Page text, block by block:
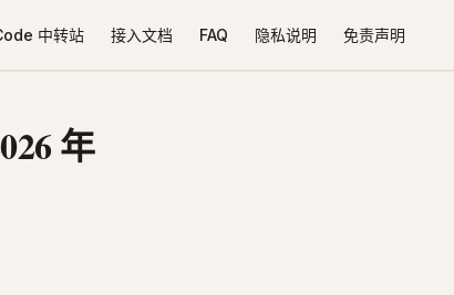
中转站 接入文档 FAQ 隐私说明 免责声明
年